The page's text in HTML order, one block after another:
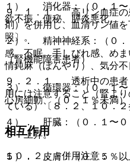
９．１．１． 高リン血症の
剤）を併用し、血清リン値
照〕。
（腎機能障害患者）
９．２．１． 透析中の患
用には注意すること（腎よ
ている）〔８．２、１０．２
相互作用
１０．２． 併用注意：
１）． 消化器：（０．１〜
欲不振、便秘、膵炎悪化。
２）． 精神神経系：（０．
感、不眠、手しびれ感、め
情鈍麻（ぼんやり）、気分不
３）． 循環器：（０．１〜
心房細動、（０．１％未満
４）． 肝臓：（０．１〜０
ＳＴ上昇。
５）． 皮膚：（０．５％以